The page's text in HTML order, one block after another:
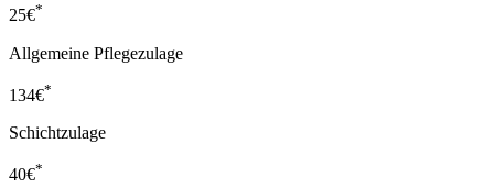
25€*
Allgemeine Pflegezulage
134€*
Schichtzulage
40€*